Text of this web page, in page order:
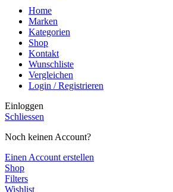
Home
Marken
Kategorien
Shop
Kontakt
Wunschliste
Vergleichen
Login / Registrieren
Einloggen
Schliessen
Noch keinen Account?
Einen Account erstellen
Shop
Filters
Wishlist